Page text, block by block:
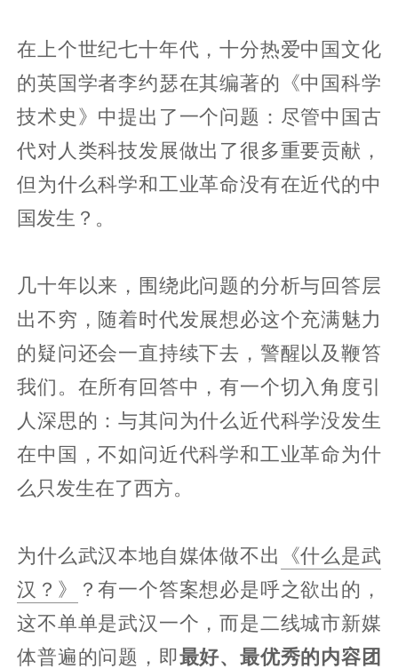
在上个世纪七十年代，十分热爱中国文化
的英国学者李约瑟在其编著的《中国科学
技术史》中提出了一个问题：尽管中国古
代对人类科技发展做出了很多重要贡献，
但为什么科学和工业革命没有在近代的中
国发生？。
几十年以来，围绕此问题的分析与回答层
出不穷，随着时代发展想必这个充满魅力
的疑问还会一直持续下去，警醒以及鞭笞
我们。在所有回答中，有一个切入角度引
人深思的：与其问为什么近代科学没发生
在中国，不如问近代科学和工业革命为什
么只发生在了西方。
为什么武汉本地自媒体做不出
《什么是武
汉？》
？有一个答案想必是呼之欲出的，
这不单单是武汉一个，而是二线城市新媒
体普遍的问题，即最好、最优秀的内容团